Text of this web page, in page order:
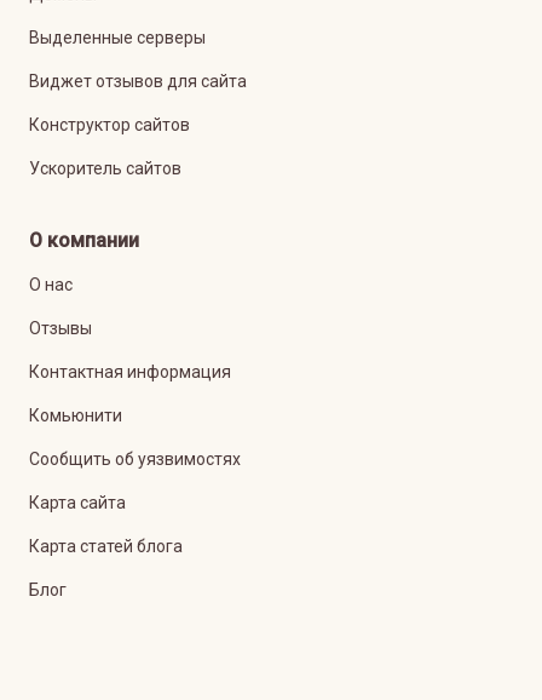
Выделенные серверы
Виджет отзывов для сайта
Конструктор сайтов
Ускоритель сайтов
О компании
О нас
Отзывы
Контактная информация
Комьюнити
Сообщить об уязвимостях
Карта сайта
Карта статей блога
Блог